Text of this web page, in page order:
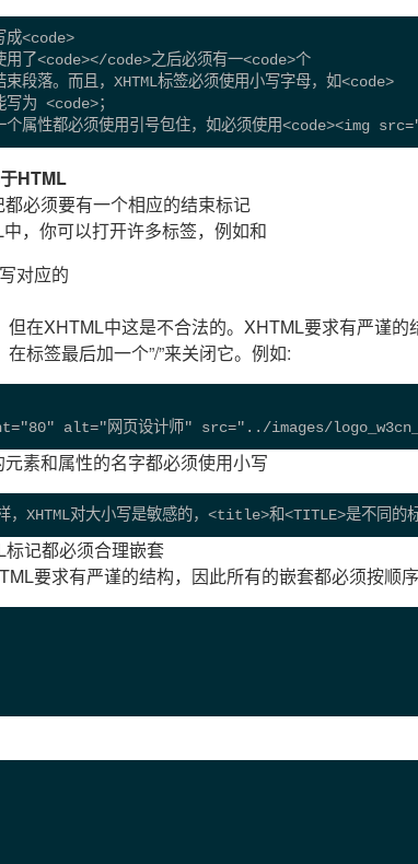
成<code>
了<code></code>之后必须有一<code>个
段落。而且，XHTML标签必须使用小写字母，如<code>
为 <code>；
个属性都必须使用引号包住，如必须使用<code><img
HTML
都必须要有一个相应的结束标记
，你可以打开许多标签，例如和
对应的
但在XHTML中这是不合法的。XHTML要求有严谨
在标签最后加一个”/”来关闭它。例如:
alt="网页设计师" src="../images/
素和属性的名字都必须使用小写
，XHTML对大小写是敏感的，<title>和<TITLE>是不同
标记都必须合理嵌套
要求有严谨的结构，因此所有的嵌套都必须按顺